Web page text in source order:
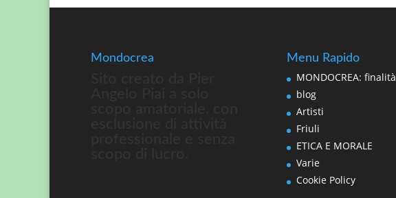
Mondocrea Menu Rapido
MONDOCREA: finalità
blog
Artisti
Friuli
ETICA E MORALE
Varie
Cookie Policy